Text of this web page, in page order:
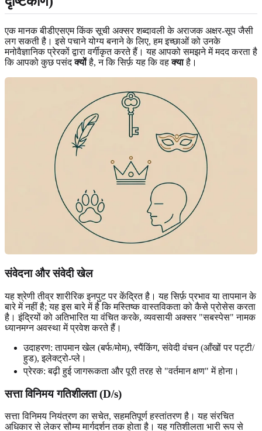
एक मानक बीडीएसएम किंक सूची अक्सर शब्दावली के अराजक अक्षर-सूप जैसी
लग सकती है। इसे पचाने योग्य बनाने के लिए, हम इच्छाओं को उनके
मनोवैज्ञानिक प्रेरकों द्वारा वर्गीकृत करते हैं। यह आपको समझने में मदद करता है
कि आपको कुछ पसंदक्योंहै, न कि सिर्फ़ यह कि वहक्याहै।
संवेदना और संवेदी खेल
यह श्रेणी तीव्र शारीरिक इनपुट पर केंद्रित है। यह सिर्फ़ प्रभाव या तापमान के
बारे में नहीं है; यह इस बारे में है कि मस्तिष्क वास्तविकता को कैसे प्रोसेस करता
है। इंद्रियों को अतिभारित या वंचित करके, व्यवसायी अक्सर "सबस्पेस" नामक
ध्यानमग्न अवस्था में प्रवेश करते हैं।
उदाहरण: तापमान खेल (बर्फ/मोम), स्पैंकिंग, संवेदी वंचन (आँखों पर पट्टी/
हुड), इलेक्ट्रो-प्ले।
प्रेरक: बढ़ी हुई जागरूकता और पूरी तरह से "वर्तमान क्षण" में होना।
सत्ता विनिमय गतिशीलता (D/s)
सत्ता विनिमय नियंत्रण का सचेत, सहमतिपूर्ण हस्तांतरण है। यह संरचित
अधिकार से लेकर सौम्य मार्गदर्शन तक होता है। यह गतिशीलता भारी रूप से